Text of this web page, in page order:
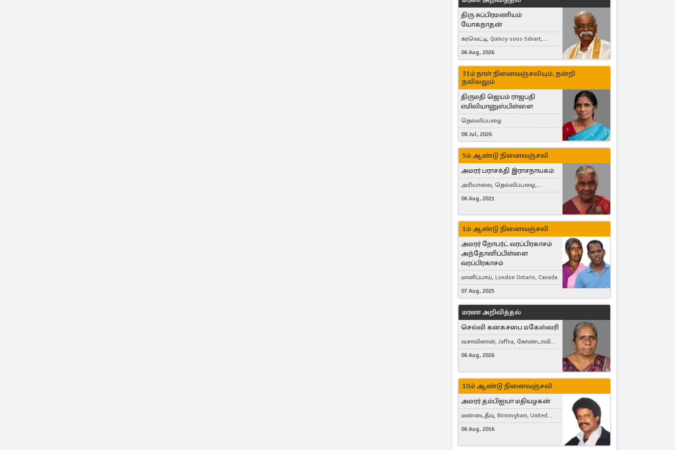
திரு சுப்பிரமணியம்
யோகநாதன்
கரவெட்டி, Quincy-sous-Sénart,
France
06 Aug, 2026
31ம் நாள் நினைவஞ்சலியும், நன்றி
நவிலலும்
திருமதி ஜெயம் ராஜபதி
எமிலியானுஸ்பிள்ளை
தெல்லிப்பழை
08 Jul, 2026
5ம் ஆண்டு நினைவஞ்சலி
அமரர் பராசக்தி இராசநாயகம்
அரியாலை, தெல்லிப்பழை,
Montreal, Canada
06 Aug, 2021
1ம் ஆண்டு நினைவஞ்சலி
அமரர் றோபர்ட் வரப்பிரகாசம்
அந்தோனிப்பிள்ளை
வரப்பிரகாசம்
மானிப்பாய், London Ontario, Canada
07 Aug, 2025
மரண அறிவித்தல்
செல்வி கனகசபை மகேஸ்வரி
வசாவிளான், Jaffna, கோண்டாவில்
கிழக்கு
06 Aug, 2026
10ம் ஆண்டு நினைவஞ்சலி
அமரர் தம்பிஐயா மதியழகன்
மண்டைதீவு, Birmingham, United
Kingdom
06 Aug, 2016